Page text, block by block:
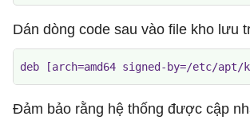
Dán dòng code sau vào file kho lưu
deb [arch=amd64 signed-by=/etc/
Đảm bảo rằng hệ thống được cập